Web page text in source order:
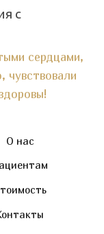
с
сердцами,
чувствовали
О нас